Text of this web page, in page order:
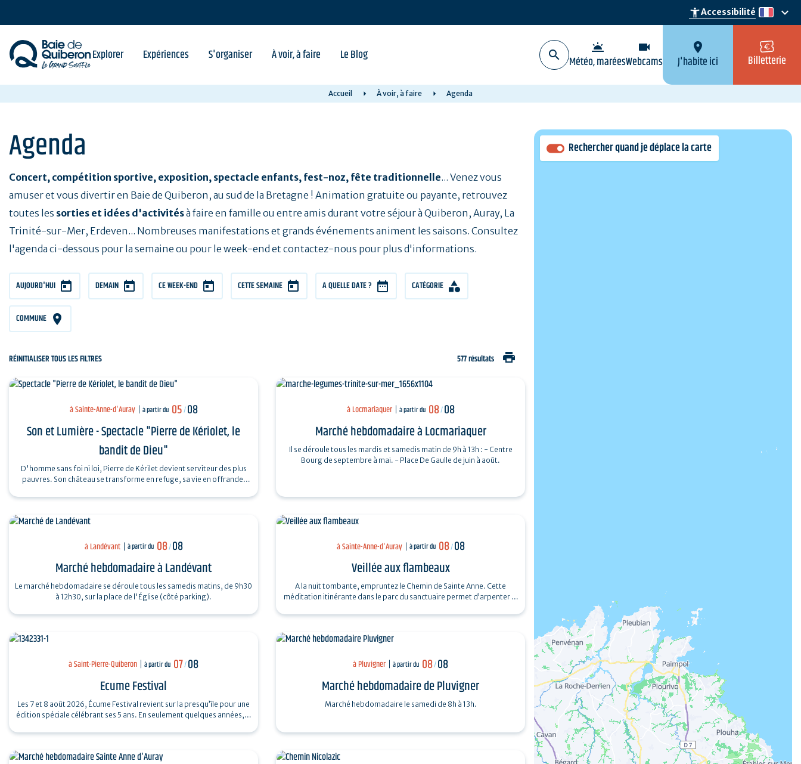
principal
accessibility_newAccessibilité fr
keyboard_arrow_down
Explorer Expériences S'organiser À voir, à faire Le Blog wb_twilight
Météo, marées
videocam
Webcams
location_on
J'habite ici Billetterie
Accueil À voir, à faire Agenda
Agenda
Concert, compétition sportive, exposition, spectacle enfants, fest-noz, fête traditionnelle... Venez vous
amuser et vous divertir en Baie de Quiberon, au sud de la Bretagne ! Animation gratuite ou payante, retrouvez
toutes les sorties et idées d'activitésà faire en famille ou entre amis durant votre séjour à Quiberon, Auray, La
Trinité-sur-Mer, Erdeven... Nombreuses manifestations et grands événements animent les saisons. Consultez
l'agenda ci-dessous pour la semaine ou pour le week-end et contactez-nous pour plus d'informations.
AUJOURD'HUI DEMAIN CE WEEK-END CETTE SEMAINE A QUELLE DATE ? CATÉGORIE
COMMUNE
RÉINITIALISER TOUS LES FILTRES 577 résultats print
à Sainte-Anne-d'Auray à partir du 05/ 08
Son et Lumière - Spectacle "Pierre de Kériolet, le
bandit de Dieu"
D'homme sans foi ni loi, Pierre de Kérilet devient serviteur des plus
pauvres. Son château se transforme en refuge, sa vie en offrande.
à Locmariaquer à partir du 08/ 08
Marché hebdomadaire à Locmariaquer
Il se déroule tous les mardis et samedis matin de 9h à 13h : - Centre
Bourg de septembre à mai. - Place De Gaulle de juin à août.
à Landévant à partir du 08/ 08
Marché hebdomadaire à Landévant
Le marché hebdomadaire se déroule tous les samedis matins, de 9h30
à 12h30, sur la place de l'Église (côté parking).
à Sainte-Anne-d'Auray à partir du 08/ 08
Veillée aux flambeaux
A la nuit tombante, empruntez le Chemin de Sainte Anne. Cette
méditation itinérante dans le parc du sanctuaire permet d’arpenter la
à Saint-Pierre-Quiberon à partir du 07/08
Ecume Festival
Les 7 et 8 août 2026, Écume Festival revient sur la presqu’île pour une
édition spéciale célébrant ses 5 ans. En seulement quelques années,…
à Pluvigner à partir du 08/08
Marché hebdomadaire de Pluvigner
Marché hebdomadaire le samedi de 8h à 13h.
Rechercher quand je déplace la carte